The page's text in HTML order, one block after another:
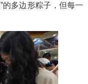
的多边形粽子，但每一